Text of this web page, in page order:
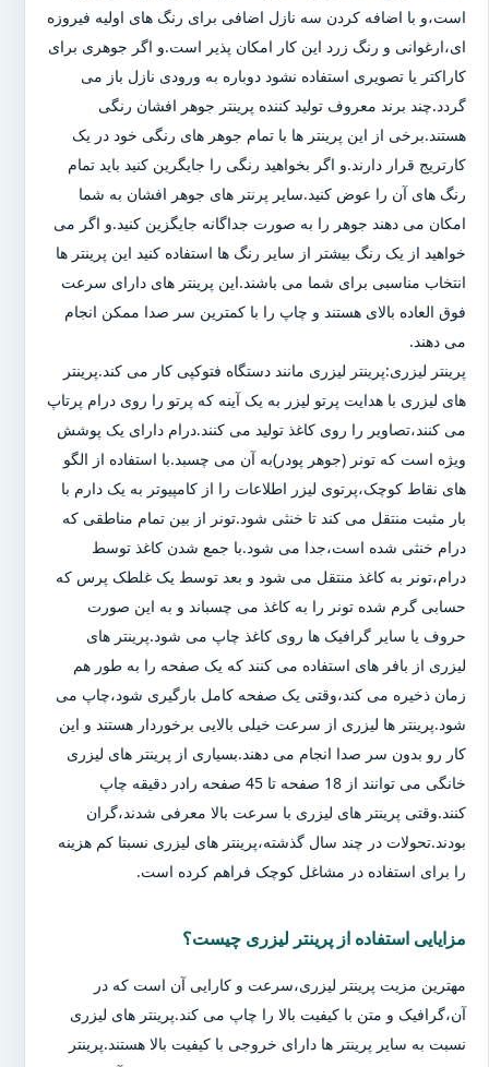
است،و با اضافه کردن سه نازل اضافی برای رنگ های اولیه فیروزه
ای،ارغوانی و رنگ زرد این کار امکان پذیر است.و اگر جوهری برای
کاراکتر یا تصویری استفاده نشود دوباره به ورودی نازل باز می
گردد.چند برند معروف تولید کننده پرینتر جوهر افشان رنگی
هستند.برخی از این پرینتر ها با تمام جوهر های رنگی خود در یک
کارتریج قرار دارند.و اگر بخواهید رنگی را جایگرین کنید باید تمام
رنگ های آن را عوض کنید.سایر پرنتر های جوهر افشان به شما
امکان می دهند جوهر را به صورت جداگانه جایگزین کنید.و اگر می
خواهید از یک رنگ بیشتر از سایر رنگ ها استفاده کنید این پرینتر ها
انتخاب مناسبی برای شما می باشند.این پرینتر های دارای سرعت
فوق العاده بالای هستند و چاپ را با کمترین سر صدا ممکن انجام
می دهند.
پرینتر لیزری:پرینتر لیزری مانند دستگاه فتوکپی کار می کند.پرینتر
های لیزری با هدایت پرتو لیزر به یک آینه که پرتو را روی درام پرتاپ
می کنند،تصاویر را روی کاغذ تولید می کنند.درام دارای یک پوشش
ویژه است که تونر (جوهر پودر)به آن می چسبد.با استفاده از الگو
های نقاط کوچک،پرتوی لیزر اطلاعات را از کامپیوتر به یک دارم با
بار مثبت منتقل می کند تا خنثی شود.تونر از بین تمام مناطقی که
درام خنثی شده است،جدا می شود.با جمع شدن کاغذ توسط
درام،تونر به کاغذ منتقل می شود و بعد توسط یک غلطک پرس که
حسابی گرم شده تونر را به کاغذ می چسباند و به این صورت
حروف یا سایر گرافیک ها روی کاغذ چاپ می شود.پرینتر های
لیزری از بافر های استفاده می کنند که یک صفحه را به طور هم
زمان ذخیره می کند،وقتی یک صفحه کامل بارگیری شود،چاپ می
شود.پرینتر ها لیزری از سرعت خیلی بالایی برخوردار هستند و این
کار رو بدون سر صدا انجام می دهند.بسیاری از پرینتر های لیزری
خانگی می توانند از 18 صفحه تا 45 صفحه رادر دقیقه چاپ
کنند.وقتی پرینتر های لیزری با سرعت بالا معرفی شدند،گران
بودند.تحولات در چند سال گذشته،پرینتر های لیزری نسبتا کم هزینه
را برای استفاده در مشاغل کوچک فراهم کرده است.
مزایایی استفاده از پرینتر لیزری چیست؟
مهترین مزیت پرینتر لیزری،سرعت و کارایی آن است که در
آن،گرافیک و متن با کیفیت بالا را چاپ می کند.پرینتر های لیزری
نسبت به سایر پرینتر ها دارای خروجی با کیفیت بالا هستند.پرینتر